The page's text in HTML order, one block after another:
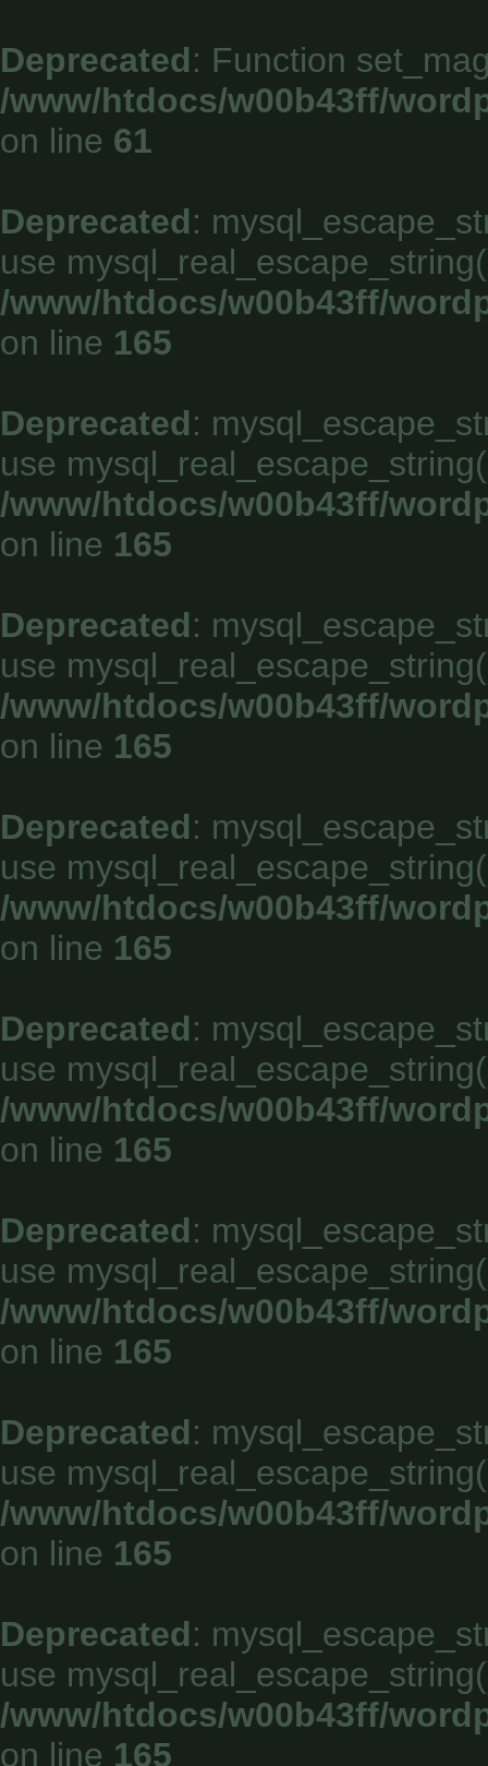
Deprecated: Function
/www/htdocs/w00b43ff/
on line 61
Deprecated:
use
/www/htdocs/w00b43ff/
on line 165
Deprecated:
use
/www/htdocs/w00b43ff/
on line 165
Deprecated:
use
/www/htdocs/w00b43ff/
on line 165
Deprecated:
use
/www/htdocs/w00b43ff/
on line 165
Deprecated:
use
/www/htdocs/w00b43ff/
on line 165
Deprecated:
use
/www/htdocs/w00b43ff/
on line 165
Deprecated:
use
/www/htdocs/w00b43ff/
on line 165
Deprecated:
use
/www/htdocs/w00b43ff/
on line 165